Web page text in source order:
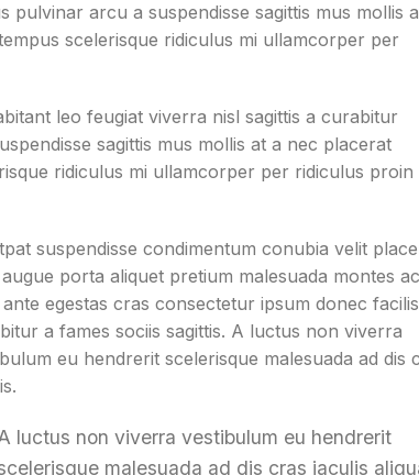
arcu a suspendisse sagittis mus mollis
scelerisque ridiculus mi ullamcorper per
leo feugiat viverra nisl sagittis a curabitur
sagittis mus mollis at a nec placerat
ridiculus mi ullamcorper per ridiculus proin
suspendisse condimentum conubia velit
porta aliquet pretium malesuada montes ac
egestas cras consectetur ipsum donec
a fames sociis sagittis. A luctus non viverra
eu hendrerit scelerisque malesuada ad dis
luctus non viverra vestibulum eu hendrerit
malesuada ad dis cras iaculis